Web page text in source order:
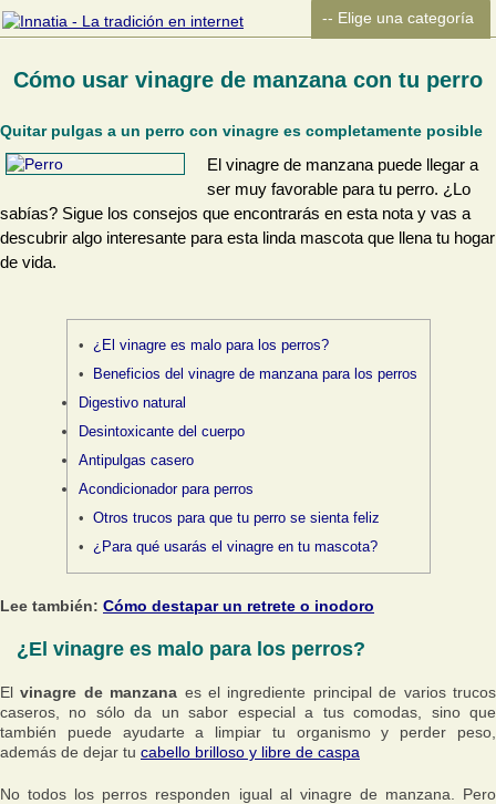
Cómo usar vinagre de manzana con tu perro
Quitar pulgas a un perro con vinagre es completamente posible
El vinagre de manzana puede llegar a
ser muy favorable para tu perro. ¿Lo
sabías? Sigue los consejos que encontrarás en esta nota y vas a
descubrir algo interesante para esta linda mascota que llena tu hogar
de vida.
¿El vinagre es malo para los perros?
Beneficios del vinagre de manzana para los perros
Digestivo natural
Desintoxicante del cuerpo
Antipulgas casero
Acondicionador para perros
Otros trucos para que tu perro se sienta feliz
¿Para qué usarás el vinagre en tu mascota?
Lee también: Cómo destapar un retrete o inodoro
¿El vinagre es malo para los perros?
Elvinagre de manzana es el ingrediente principal de varios trucos
caseros, no sólo da un sabor especial a tus comodas, sino que
también puede ayudarte a limpiar tu organismo y perder peso,
además de dejar tu cabello brilloso y libre de caspa
No todos los perros responden igual al vinagre de manzana. Pero